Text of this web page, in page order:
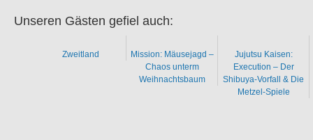
Unseren Gästen gefiel auch:
Zweitland
Mission: Mäusejagd –
Chaos unterm
Weihnachtsbaum
Jujutsu Kaisen:
Execution – Der
Shibuya-Vorfall & Die
Metzel-Spiele